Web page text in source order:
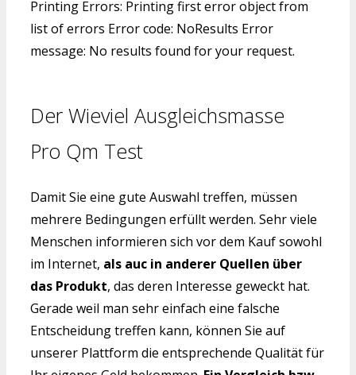
Printing Errors: Printing first error object from
list of errors Error code: NoResults Error
message: No results found for your request.
Der Wieviel Ausgleichsmasse
Pro Qm Test
Damit Sie eine gute Auswahl treffen, müssen
mehrere Bedingungen erfüllt werden. Sehr viele
Menschen informieren sich vor dem Kauf sowohl
im Internet, als auc in anderer Quellen über
das Produkt, das deren Interesse geweckt hat.
Gerade weil man sehr einfach eine falsche
Entscheidung treffen kann, können Sie auf
unserer Plattform die entsprechende Qualität für